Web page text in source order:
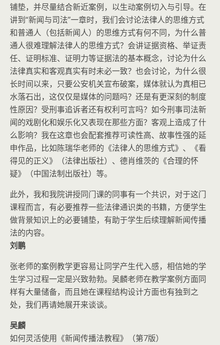
铺垫，并尽量结合新近案例，以生动案例切入与引导。在
讲到“新闻与司法”一章时，我们会讨论法律人的思维方式
和普通人（包括新闻人）的思维方式有何不同，为什么普
通人很难理解法律人的思维方式？会讲证据资格、举证责
任、证明标准、证明力等证据法的基本概念，讨论为什么
法律真实和客观真实有时未必一致？也会讨论，为什么很
长时间以来，只要公安机关宣布破案，媒体就认为真相已
水落石出，这仅仅是媒体的问题吗？还是有更深刻的制度
性原因？受刑事追诉者还有权利可言吗？如今刑事司法新
闻的戏剧化和娱乐化又表现在那些方面？客观上造成了什
么影响？我在这章也会配套推荐可读性高、故事性强的延
申作品，比如陈瑞华老师的《法律人的思维方式》、《看
得见的正义》（法律出版社）、德肖维茨的《合理的怀
疑》（中国法制出版社）等。
此外，我和我院讲授同门课的同事有一个共识，对于这门
课程而言，有必要推荐一些法律通识类的书籍，方便学生
做背景知识上的必要铺垫，有助于学生后续理解新闻传播
法的内容。
刘鹏
张老师的案例教学更容易让同学产生代入感，相信她的学
生学习过程一定是兴致勃勃。吴麟老师在教学案例方面同
样有大量储备，而且她在课程结构设计方面也有独到之
处，我们再请她展开来谈谈。
吴麟
如何灵活使用《新闻传播法教程》（第7版）